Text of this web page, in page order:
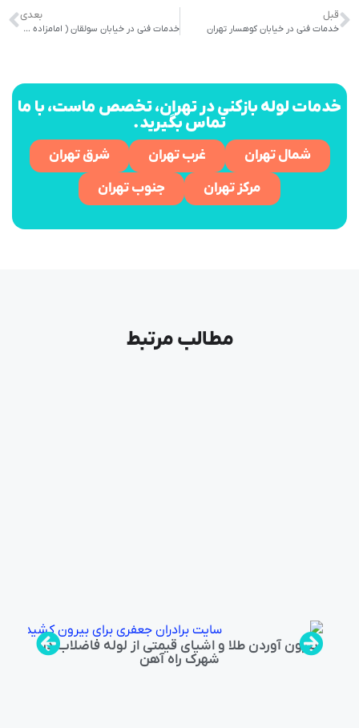
قبل
خدمات فنی در خیابان کوهسار تهران
بعدی
خدمات فنی در خیابان سولقان ( امامزاده داوود )
خدمات لوله بازکنی در تهران، تخصص ماست، با ما
تماس بگیرید.
شمال تهران غرب تهران
شرق تهران
مرکز تهران
جنوب تهران
مطالب مرتبط
بیرون آوردن طلا و اشیای قیمتی از لوله فاضلاب در
شهرک راه‌ آهن